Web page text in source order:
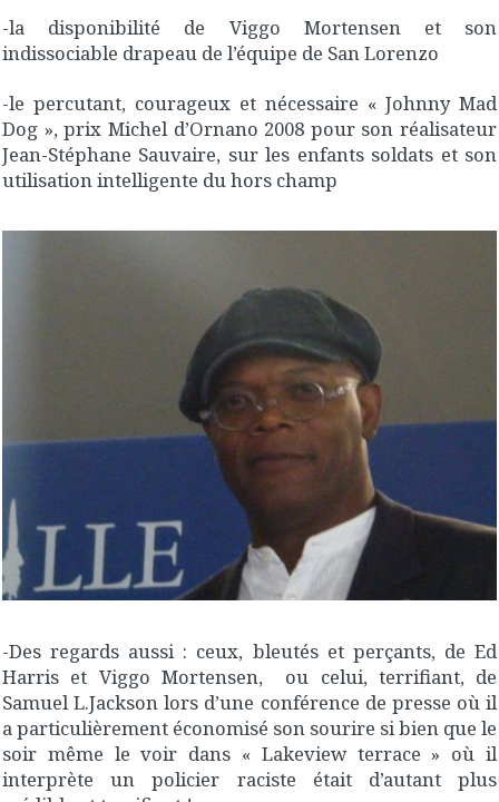
-la disponibilité de Viggo Mortensen et son
indissociable drapeau de l’équipe de San Lorenzo
-le percutant, courageux et nécessaire « Johnny Mad
Dog », prix Michel d’Ornano 2008 pour son réalisateur
Jean-Stéphane Sauvaire, sur les enfants soldats et son
utilisation intelligente du hors champ
-Des regards aussi : ceux, bleutés et perçants, de Ed
Harris et Viggo Mortensen, ou celui, terrifiant, de
Samuel L.Jackson lors d’une conférence de presse où il
a particulièrement économisé son sourire si bien que le
soir même le voir dans « Lakeview terrace » où il
interprète un policier raciste était d’autant plus